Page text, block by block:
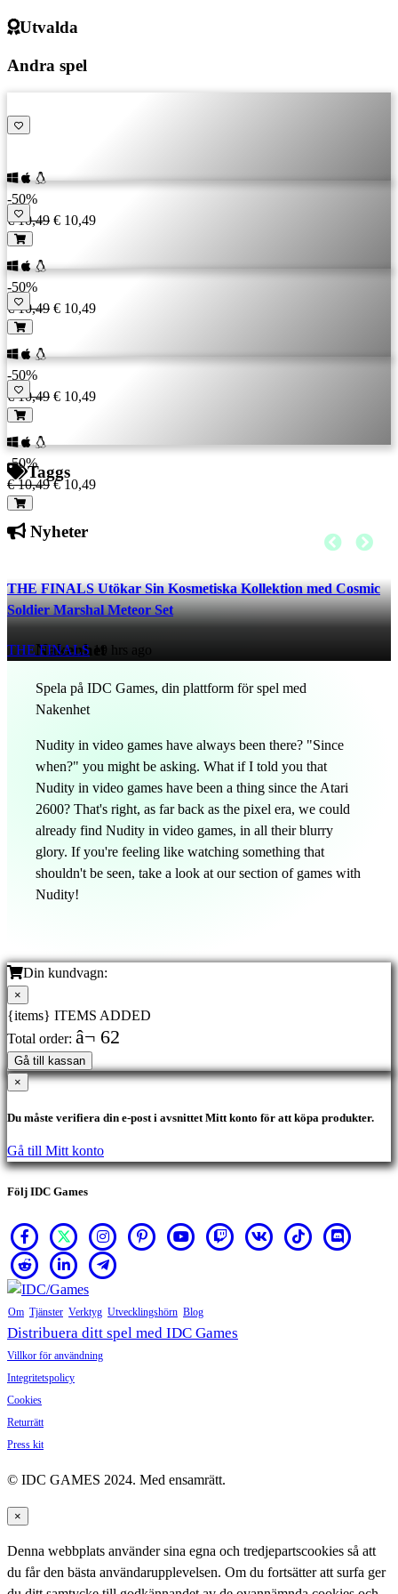
Utvalda
Andra spel
-50%
€ 10,49 € 10,49
-50%
€ 10,49 € 10,49
-50%
€ 10,49 € 10,49
-50%
€ 10,49 € 10,49
Taggs
Nyheter
THE FINALS Utökar Sin Kosmetiska Kollektion med Cosmic
Soldier Marshal Meteor Set
THE FINALS 19 hrs ago
Nakenhet
Spela på IDC Games, din plattform för spel med
Nakenhet
Nudity in video games have always been there? "Since
when?" you might be asking. What if I told you that
Nudity in video games have been a thing since the Atari
2600? That's right, as far back as the pixel era, we could
already find Nudity in video games, in all their blurry
glory. If you're feeling like watching something that
shouldn't be seen, take a look at our section of games with
Nudity!
Din kundvagn:
×
{items} ITEMS ADDED
Total order: â¬ 62
Gå till kassan
×
Du måste verifiera din e-post i avsnittet Mitt konto för att köpa produkter.
Gå till Mitt konto
Följ IDC Games
Om Tjänster Verktyg Utvecklingshörn Blog
Distribuera ditt spel med IDC Games
Villkor för användning
Integritetspolicy
Cookies
Returrätt
Press kit
© IDC GAMES 2024. Med ensamrätt.
×
Denna webbplats använder sina egna och tredjepartscookies så att
du får den bästa användarupplevelsen. Om du fortsätter att surfa ger